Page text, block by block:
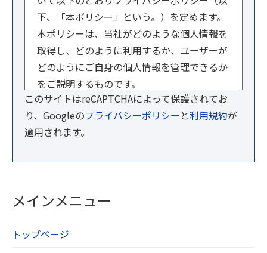
下、「本ポリシー」という。）を定めます。
本ポリシーは、当社がどのような個人情報を
取得し、どのように利用するか、ユーザーが
どのようにご自身の個人情報を管理できるか
をご説明するものです。
【１．事業者情報】
法人名：行政書士法人スマートサイド
ュー601
【２．個人情報の取得方法】
名・生年月日・住所・電話番号・メールアド
このサイトはreCAPTCHAによって保護されてお
り、Googleのプライバシーポリシー と利用規約が
適用されます。
メインメニュー
トップページ